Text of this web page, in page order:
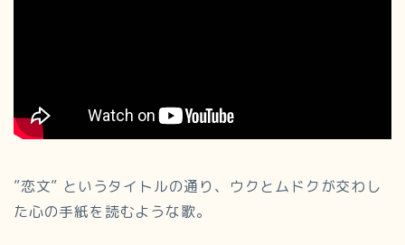
”恋文” というタイトルの通り、ウクとムドクが交わし
た心の手紙を読むような歌。